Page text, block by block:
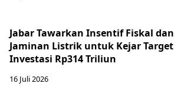
Jabar Tawarkan Insentif Fiskal dan
Jaminan Listrik untuk Kejar Target
Investasi Rp314 Triliun
16 Juli 2026